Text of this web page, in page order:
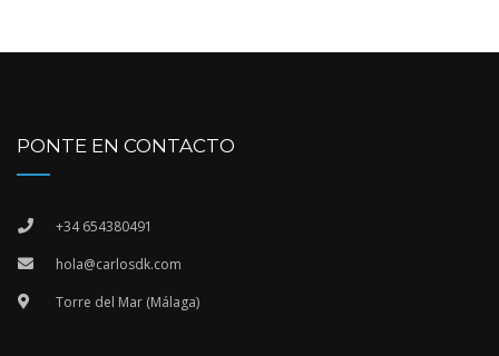
PONTE EN CONTACTO
+34 654380491
hola@carlosdk.com
Torre del Mar (Málaga)